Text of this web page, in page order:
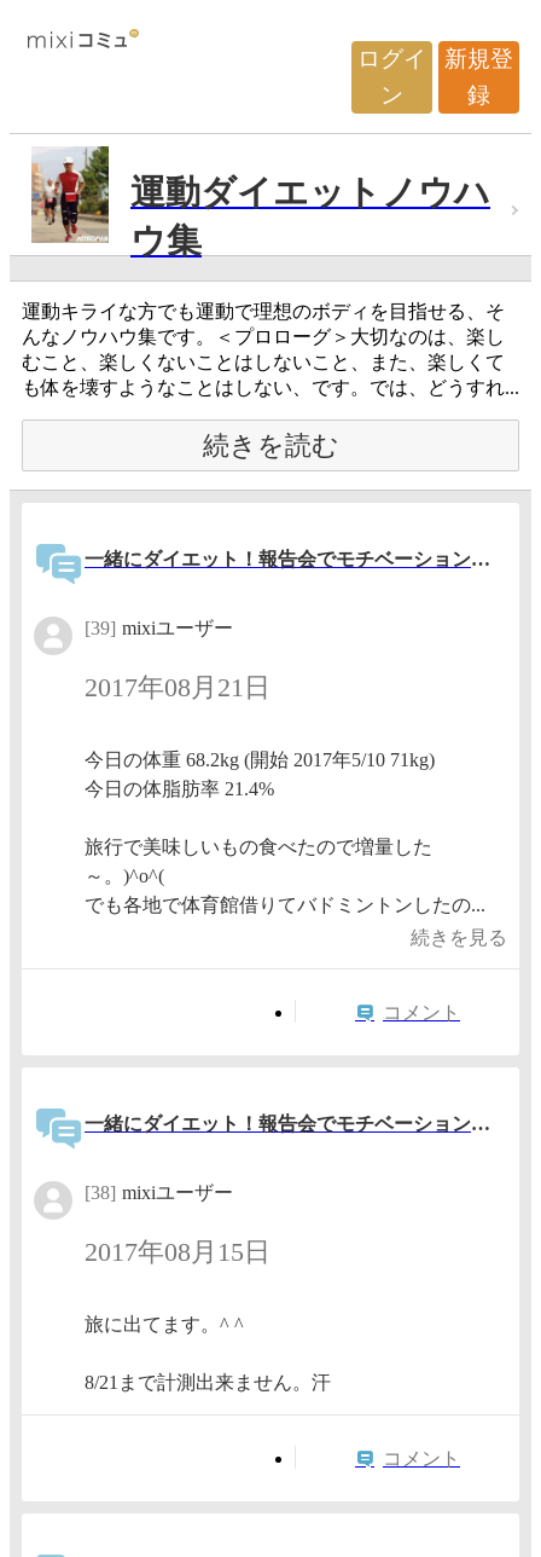
ログイ
ン
新規登
録
運動ダイエットノウハ
ウ集
運動キライな方でも運動で理想のボディを目指せる、そ
んなノウハウ集です。＜プロローグ＞大切なのは、楽し
むこと、楽しくないことはしないこと、また、楽しくて
も体を壊すようなことはしない、です。では、どうすれ...
続きを読む
一緒にダイエット！報告会でモチベーションアップ！
[39] mixiユーザー
2017年08月21日
今日の体重 68.2kg (開始 2017年5/10 71kg)
今日の体脂肪率 21.4%
旅行で美味しいもの食べたので増量した
～。)^o^(
でも各地で体育館借りてバドミントンしたの...
続きを見る
コメント
一緒にダイエット！報告会でモチベーションアップ！
[38] mixiユーザー
2017年08月15日
旅に出てます。^ ^
8/21まで計測出来ません。汗
コメント